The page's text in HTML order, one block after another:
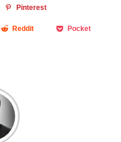
Pinterest
Reddit Pocket